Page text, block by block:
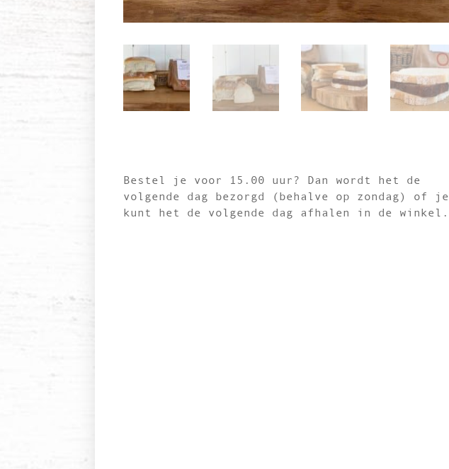
Bestel je voor 15.00 uur? Dan wordt het de
volgende dag bezorgd (behalve op zondag) of je
kunt het de volgende dag afhalen in de winkel.